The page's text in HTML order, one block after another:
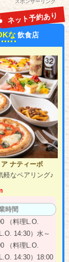
スポンサーリンク
な 飲食店
ネット予約あり
ア ナティーボ
軽なペアリング♪
時間
（料理L.O.
14:30）水～
（料理L.O.
14:30）18:00